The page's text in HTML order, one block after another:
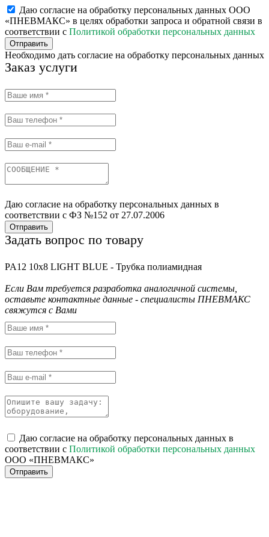
Даю согласие на обработку персональных данных ООО
«ПНЕВМАКС» в целях обработки запроса и обратной связи в
соответствии с Политикой обработки персональных данных
Отправить
Необходимо дать согласие на обработку персональных данных
Заказ услуги
Даю согласие на обработку персональных данных в
соответствии с ФЗ №152 от 27.07.2006
Отправить
Задать вопрос по товару
PA12 10x8 LIGHT BLUE - Трубка полиамидная
Если Вам требуется разработка аналогичной системы,
оставьте контактные данные - специалисты ПНЕВМАКС
свяжутся с Вами
Даю согласие на обработку персональных данных в
соответствии с Политикой обработки персональных данных
ООО «ПНЕВМАКС»
Отправить